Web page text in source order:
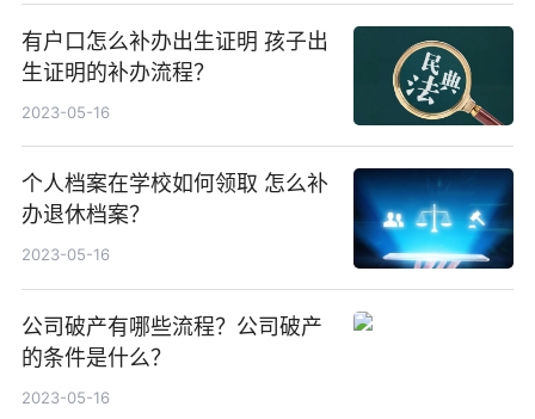
有户口怎么补办出生证明 孩子出
生证明的补办流程？
2023-05-16
个人档案在学校如何领取 怎么补
办退休档案？
2023-05-16
公司破产有哪些流程？公司破产
的条件是什么？
2023-05-16